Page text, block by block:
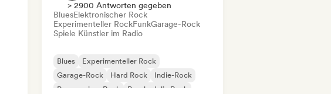
> 2900 Antworten gegeben
BluesElektronischer Rock
Experimenteller RockFunkGarage-Rock
Spiele Künstler im Radio
Blues
Experimenteller Rock
Garage-Rock
Hard Rock
Indie-Rock
Progressiver Rock
Psychedelic Rock